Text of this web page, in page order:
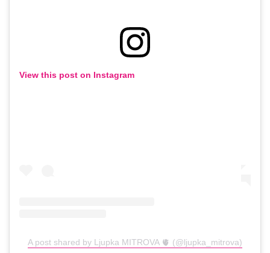
View this post on Instagram
A post shared by Ljupka MITROVA 🫀 (@ljupka_mitrova)